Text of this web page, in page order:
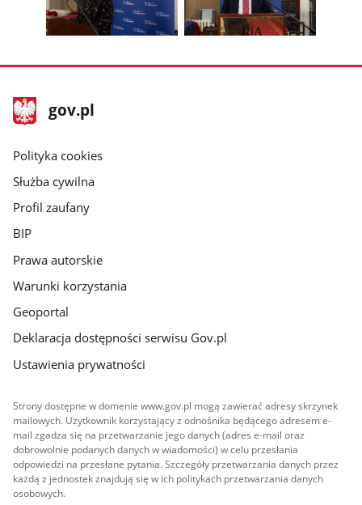
zdjęcia
galerii.
z
galerii.
zdjęcie
galerii.
zdjęcie
stopka
gov.pl
Strona
gov.pl
gov.pl
Polityka cookies
Służba cywilna
Profil zaufany
BIP
Prawa autorskie
Warunki korzystania
Geoportal
Deklaracja dostępności serwisu Gov.pl
Ustawienia prywatności
Strony dostępne w domenie www.gov.pl mogą zawierać adresy skrzynek
mailowych. Użytkownik korzystający z odnośnika będącego adresem e-
mail zgadza się na przetwarzanie jego danych (adres e-mail oraz
dobrowolnie podanych danych w wiadomości) w celu przesłania
odpowiedzi na przesłane pytania. Szczegóły przetwarzania danych przez
każdą z jednostek znajdują się w ich politykach przetwarzania danych
osobowych.